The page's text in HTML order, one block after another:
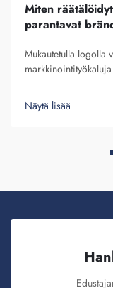
Miten
parantavat
Mukautetulla logolla
henkilö, joka
Näytä lisää